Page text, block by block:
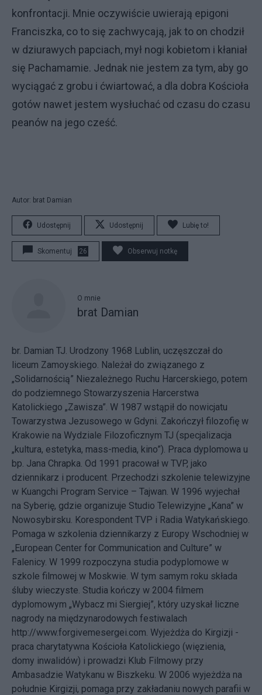
konfrontacji. Mnie oczywiście uwierają epigoni
Franciszka, co to się zachwycają, jak to on chodził
w dziurawych papciach, mył nogi kobietom i kłaniał
się Pachamamie. Jednak nie jestem za tym, aby go
wyciągać z grobu i ćwiartować, a dla dobra Kościoła
gotów nawet jestem wysłuchać od czasu do czasu
peanów na jego cześć.
Autor: brat Damian
Udostępnij Udostępnij Lubię to!
Skomentuj 26 Obserwuj notkę
O mnie
brat Damian
br. Damian TJ. Urodzony 1968 Lublin, uczęszczał do
liceum Zamoyskiego. Należał do związanego z
„Solidarnością” Niezależnego Ruchu Harcerskiego, potem
do podziemnego Stowarzyszenia Harcerstwa
Katolickiego „Zawisza”. W 1987 wstąpił do nowicjatu
Towarzystwa Jezusowego w Gdyni. Zakończył filozofię w
Krakowie na Wydziale Filozoficznym TJ (specjalizacja
„kultura, estetyka, mass-media, kino”). Praca dyplomowa u
bp. Jana Chrapka. Od 1991 pracował w TVP, jako
dziennikarz i producent. Przechodzi szkolenie telewizyjne
w Kuangchi Program Service – Tajwan. W 1996 wyjechał
na Syberię, gdzie organizuje Studio Telewizyjne „Kana” w
Nowosybirsku. Korespondent TVP i Radia Watykańskiego.
Pomaga w szkolenia dziennikarzy z Europy Wschodniej w
„European Center for Communication and Culture” w
Falenicy. W 1999 rozpoczyna studia podyplomowe w
szkole filmowej w Moskwie. W tym samym roku składa
śluby wieczyste. Studia kończy w 2004 filmem
dyplomowym „Wybacz mi Siergiej”, który uzyskał liczne
nagrody na międzynarodowych festiwalach
http://www.forgivemesergei.com. Wyjeżdża do Kirgizji -
praca charytatywna Kościoła Katolickiego (więzienia,
domy inwalidów) i prowadzi Klub Filmowy przy
Ambasadzie Watykanu w Biszkeku. W 2006 wyjeżdża na
południe Kirgizji, pomaga przy zakładaniu nowych parafii w